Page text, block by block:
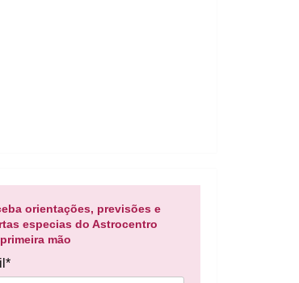
orientações, previsões e
especias do Astrocentro
mão